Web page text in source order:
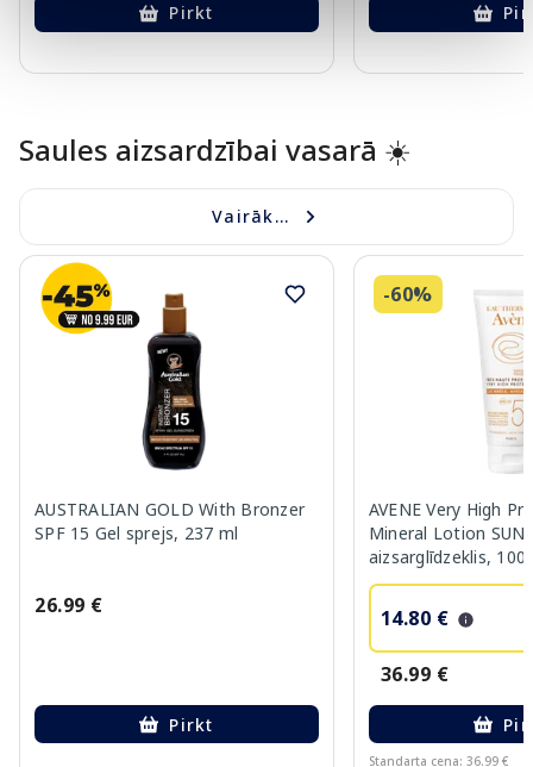
Pirkt
Saules aizsardzībai vasarā ☀️
Vairāk...
AUSTRALIAN GOLD With Bronzer
SPF 15 Gel sprejs, 237 ml
26.99 €
Pirkt
-60%
AVENE Very High
Mineral Lotion SUN
aizsarglīdzeklis, 100
14.80 €
36.99 €
Standarta cena: 36.99 €